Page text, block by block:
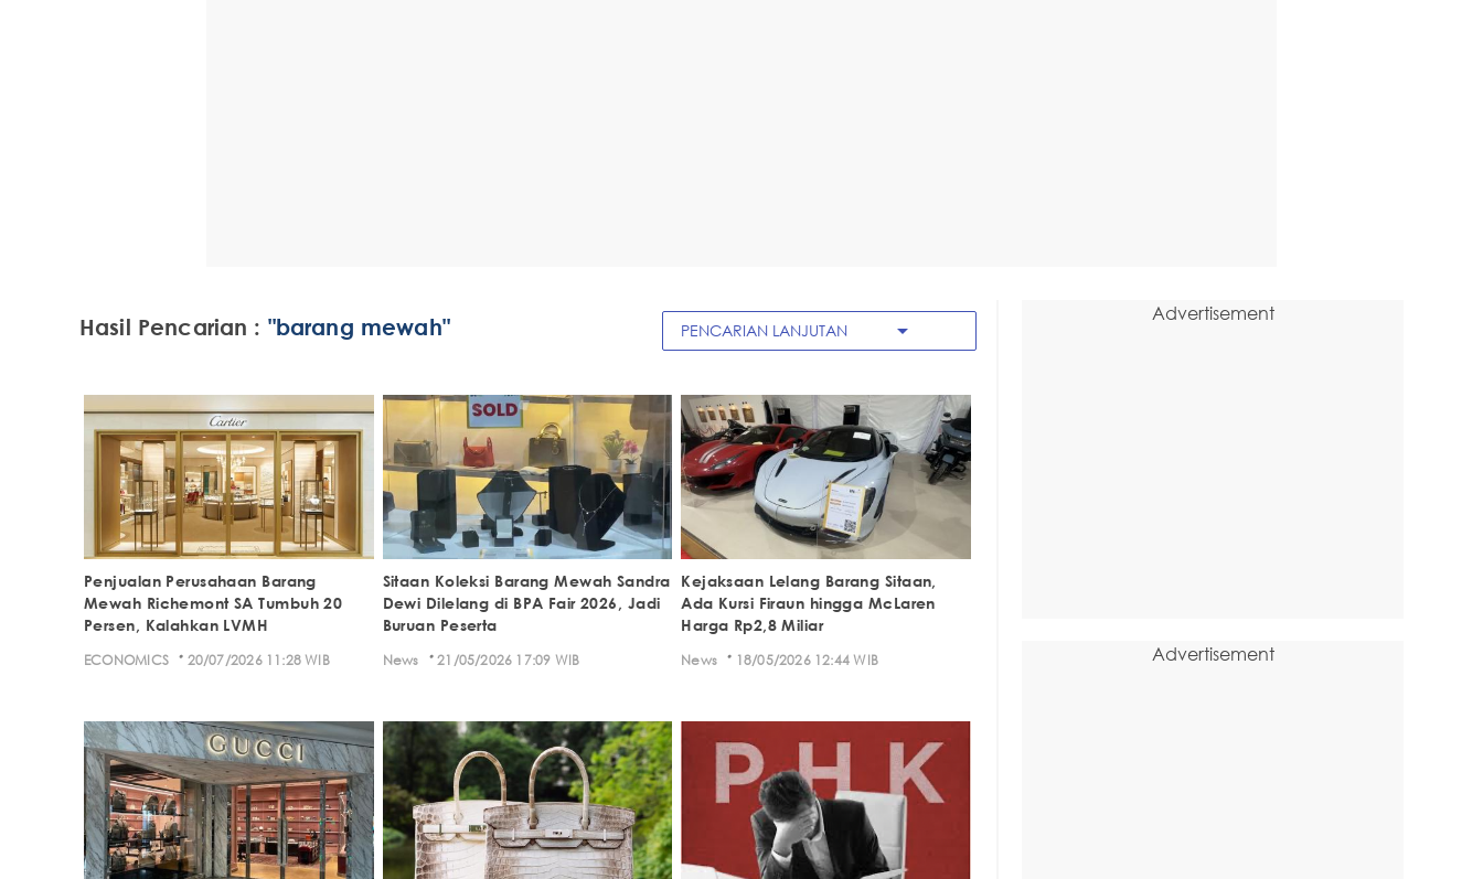
Hasil Pencarian : "barang mewah" PENCARIAN LANJUTAN arrow_drop_down
Penjualan Perusahaan Barang
Mewah Richemont SA Tumbuh 20
Persen, Kalahkan LVMH
ECONOMICS · 20/07/2026 11:28 WIB
Sitaan Koleksi Barang Mewah Sandra
Dewi Dilelang di BPA Fair 2026, Jadi
Buruan Peserta
News · 21/05/2026 17:09 WIB
Kejaksaan Lelang Barang Sitaan,
Ada Kursi Firaun hingga McLaren
Harga Rp2,8 Miliar
News · 18/05/2026 12:44 WIB
Advertisement
Advertisement